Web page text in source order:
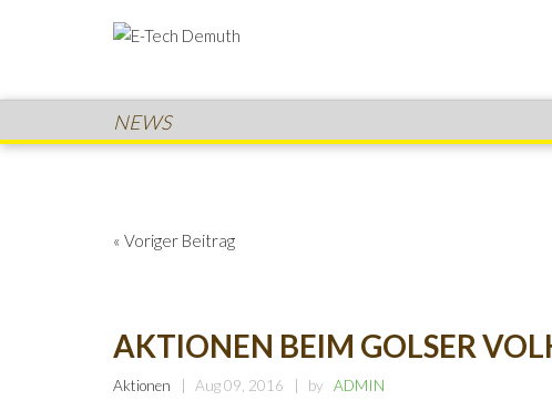
NEWS
« Voriger Beitrag
AKTIONEN BEIM GOLSER
Aktionen Aug 09, 2016 by ADMIN